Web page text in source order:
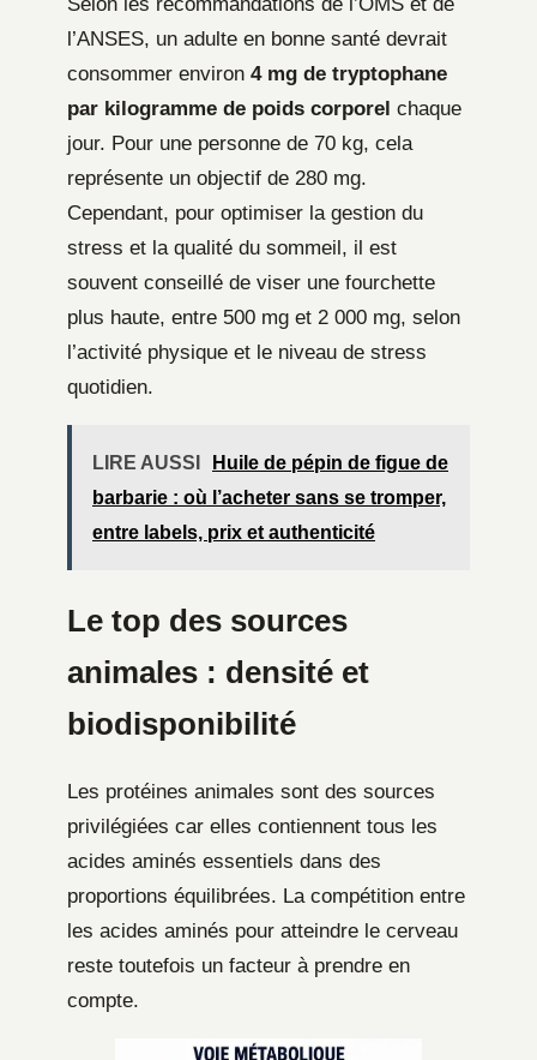
l’ANSES, un adulte en bonne santé devrait
consommer environ 4 mg de tryptophane
par kilogramme de poids corporel chaque
jour. Pour une personne de 70 kg, cela
représente un objectif de 280 mg.
Cependant, pour optimiser la gestion du
stress et la qualité du sommeil, il est
souvent conseillé de viser une fourchette
plus haute, entre 500 mg et 2 000 mg, selon
l’activité physique et le niveau de stress
quotidien.
LIRE AUSSI
Huile de pépin de figue de
barbarie : où l’acheter sans se tromper,
entre labels, prix et authenticité
Le top des sources
animales : densité et
biodisponibilité
Les protéines animales sont des sources
privilégiées car elles contiennent tous les
acides aminés essentiels dans des
proportions équilibrées. La compétition entre
les acides aminés pour atteindre le cerveau
reste toutefois un facteur à prendre en
compte.